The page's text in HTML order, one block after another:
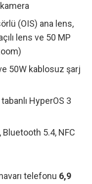
(OIS) ana lens,
lens ve 50 MP
50W kablosuz şarj
HyperOS 3
Bluetooth 5.4, NFC
telefonu 6,9